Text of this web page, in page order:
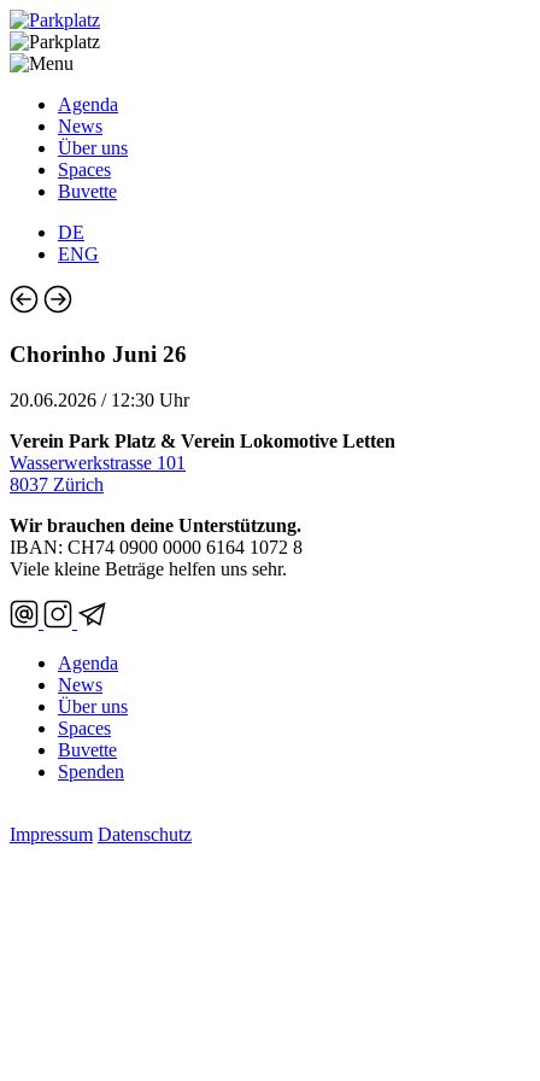
Agenda
News
Über uns
Spaces
Buvette
DE
ENG
Chorinho Juni 26
20.06.2026 / 12:30 Uhr
Verein Park Platz & Verein Lokomotive Letten
Wasserwerkstrasse 101
8037 Zürich
Wir brauchen deine Unterstützung.
IBAN: CH74 0900 0000 6164 1072 8
Viele kleine Beträge helfen uns sehr.
Agenda
News
Über uns
Spaces
Buvette
Spenden
Impressum Datenschutz